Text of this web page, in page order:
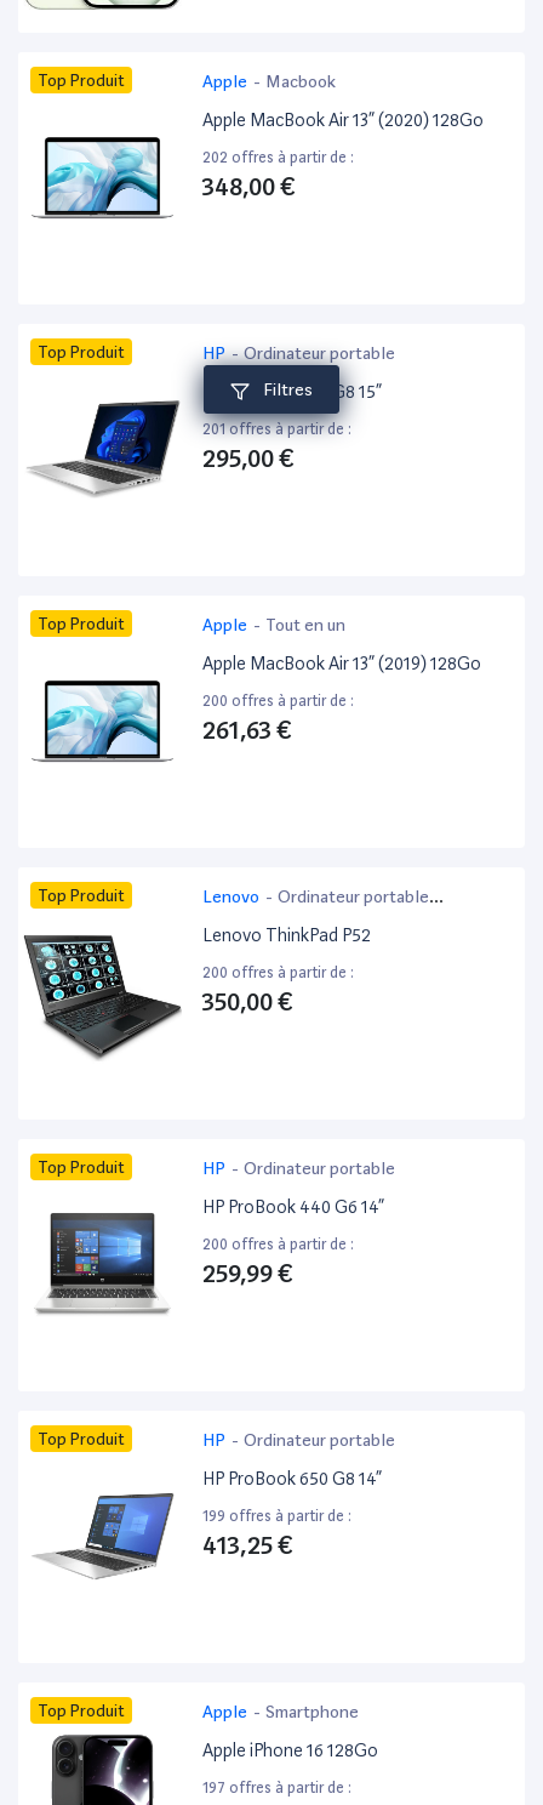
Filtres
Top Produit Apple - Macbook
Apple MacBook Air 13” (2020) 128Go
202 offres à partir de :
348,00 €
Top Produit HP- Ordinateur portable
HP ProBook 650 G8 15”
201 offres à partir de :
295,00 €
Top Produit Apple - Tout en un
Apple MacBook Air 13” (2019) 128Go
200 offres à partir de :
261,63 €
Top Produit Lenovo - Ordinateur portable
bureautique
Lenovo ThinkPad P52
200 offres à partir de :
350,00 €
Top Produit HP - Ordinateur portable
HP ProBook 440 G6 14”
200 offres à partir de :
259,99 €
Top Produit HP - Ordinateur portable
HP ProBook 650 G8 14”
199 offres à partir de :
413,25 €
Top Produit Apple - Smartphone
Apple iPhone 16 128Go
197 offres à partir de :